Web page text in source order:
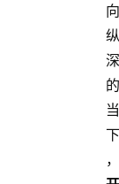
向
纵
深
的
当
下
，